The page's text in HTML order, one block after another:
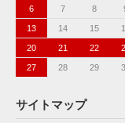
6 7 8
13 14 15
20 21 22
27 28 29
サイトマップ